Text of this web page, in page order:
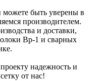
быть уверены в
производителем.
и доставки,
Вр-1 и сварных
надежность и
от нас!